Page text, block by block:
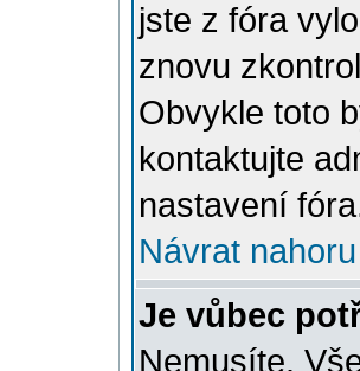
jste z fóra
znovu
Obvykle toto
kontaktujte
nastavení
Návrat nahoru
Je vůbec
Nemusíte.